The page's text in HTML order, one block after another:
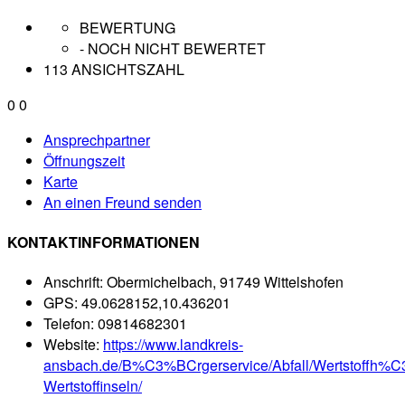
BEWERTUNG
- NOCH NICHT BEWERTET
113 ANSICHTSZAHL
0 0
Ansprechpartner
Öffnungszeit
Karte
An einen Freund senden
KONTAKTINFORMATIONEN
Anschrift: Obermichelbach, 91749 Wittelshofen
GPS: 49.0628152,10.436201
Telefon: 09814682301
Website: https://www.landkreis-
ansbach.de/B%C3%BCrgerservice/Abfall/
Wertstoffinseln/